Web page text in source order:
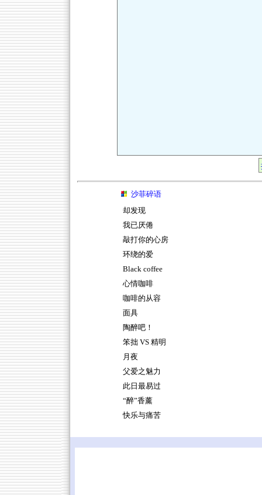
沙菲碎语
却发现
我已厌倦
敲打你的心房
环绕的爱
Black coffee
心情咖啡
咖啡的从容
面具
陶醉吧！
笨拙 VS 精明
月夜
父爱之魅力
此日最易过
“醉”香薰
快乐与痛苦